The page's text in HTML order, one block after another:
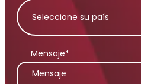
Mensaje*